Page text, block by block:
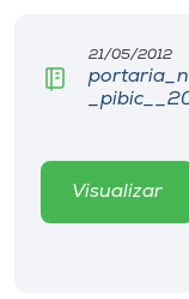
Editora
21/05/2012
Visualizar